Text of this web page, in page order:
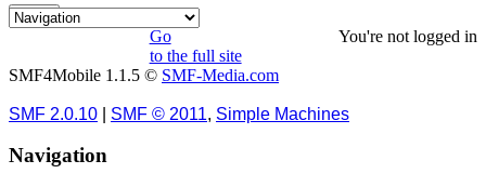
You're not logged in
Go
to the full site
SMF4Mobile 1.1.5 © SMF-Media.com
SMF 2.0.10 SMF © 2011, Simple Machines
Navigation